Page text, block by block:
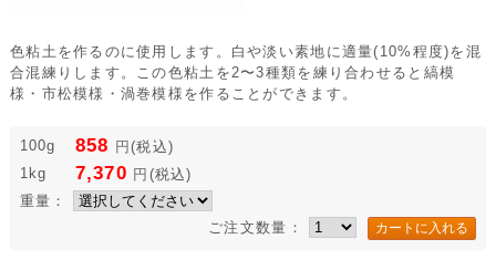
色粘土を作るのに使用します。白や淡い素地に適量(10%程度)を混
合混練りします。この色粘土を2〜3種類を練り合わせると縞模
様・市松模様・渦巻模様を作ることができます。
100g 858 円 (税込)
1kg
7,370 円 (税込)
重量：
ご注文数量：